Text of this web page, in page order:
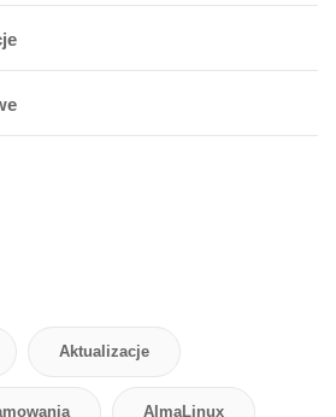
Aktualizacje
AlmaLinux